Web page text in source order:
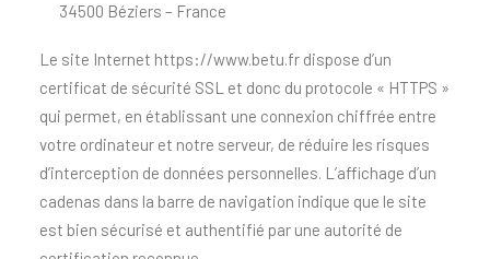
34500 Béziers – France
Le site Internet https://www.betu.fr dispose d’un
certificat de sécurité SSL et donc du protocole « HTTPS »
qui permet, en établissant une connexion chiffrée entre
votre ordinateur et notre serveur, de réduire les risques
d’interception de données personnelles. L’affichage d’un
cadenas dans la barre de navigation indique que le site
est bien sécurisé et authentifié par une autorité de